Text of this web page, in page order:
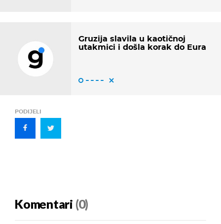
Gruzija slavila u kaotičnoj
utakmici i došla korak do Eura
PODIJELI
Komentari (0)